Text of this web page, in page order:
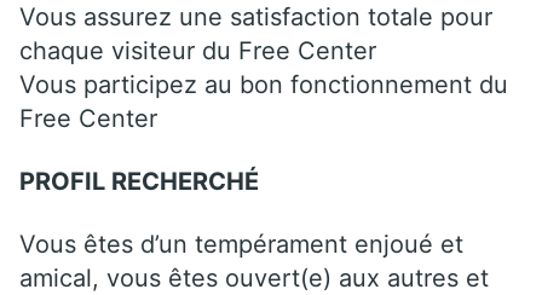
Vous assurez une satisfaction totale pour
chaque visiteur du Free Center
Vous participez au bon fonctionnement du
Free Center
PROFIL RECHERCHÉ
Vous êtes d’un tempérament enjoué et
amical, vous êtes ouvert(e) aux autres et